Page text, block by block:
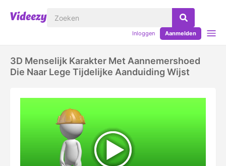
Inloggen Aanmelden
3D Menselijk Karakter Met Aannemershoed
Die Naar Lege Tijdelijke Aanduiding Wijst